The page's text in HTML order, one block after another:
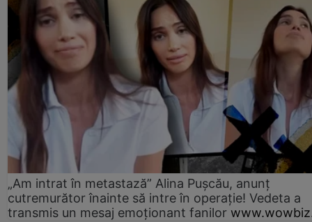
„Am intrat în metastază” Alina Pușcău, anunț
cutremurător înainte să intre în operație! Vedeta a
transmis un mesaj emoționant fanilor